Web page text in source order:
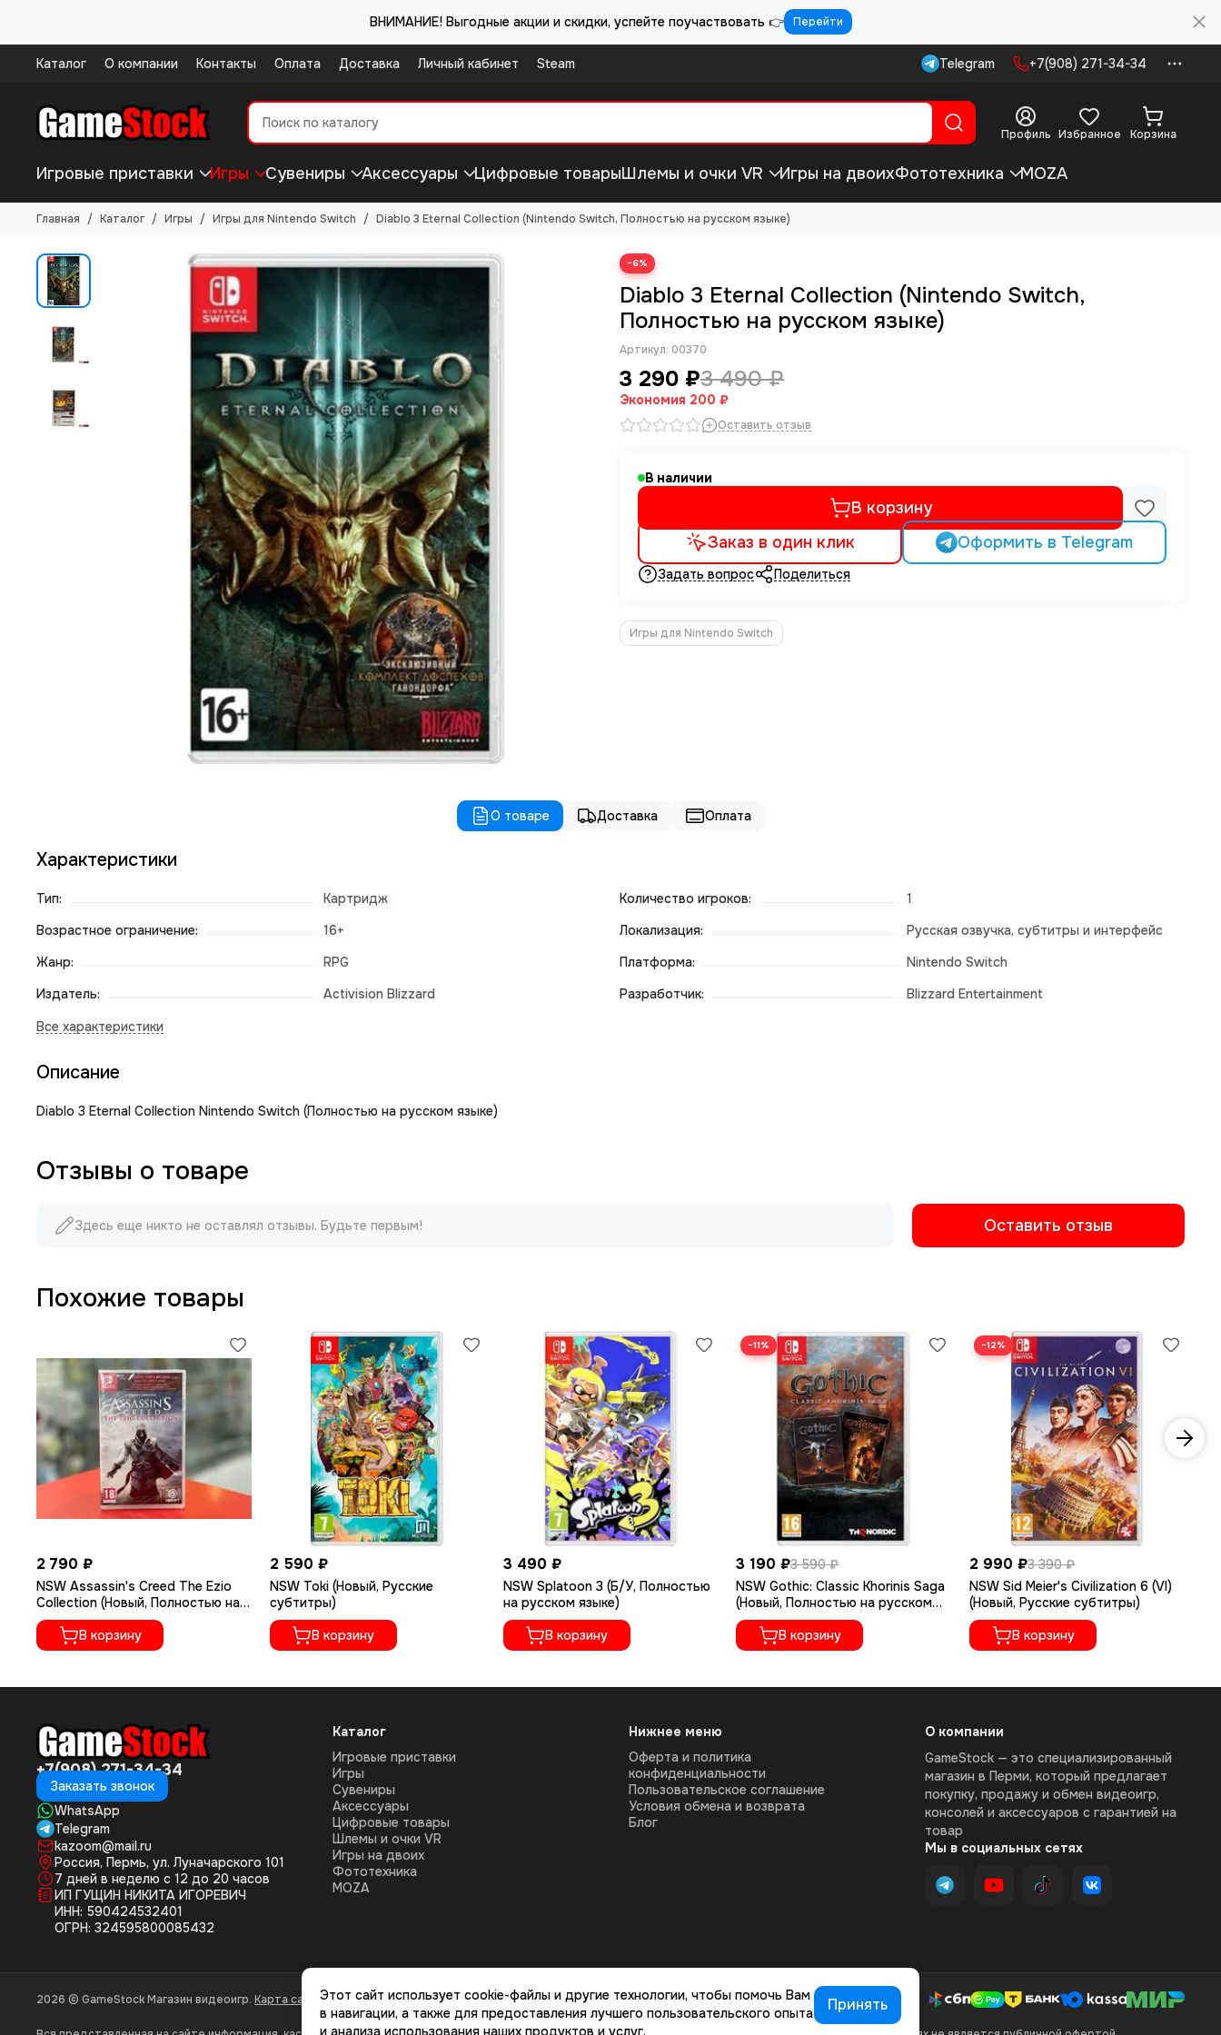
ВНИМАНИЕ! Выгодные акции и скидки, успейте поучаствовать 👉 Перейти
Каталог О компании Контакты Оплата Доставка Личный кабинет Steam Telegram +7(908) 271-34-34
Профиль Избранное Корзина
Игровые приставки Игры Сувениры Аксессуары Цифровые товарыШлемы и очки VR Игры на двоихФототехника MOZA
Главная Каталог Игры Игры для Nintendo Switch Diablo 3 Eternal Collection (Nintendo Switch, Полностью на русском языке)
−6%
Diablo 3 Eternal Collection (Nintendo Switch,
Полностью на русском языке)
Артикул: 00370
3 290 ₽3 490 ₽
Экономия 200 ₽
Оставить отзыв
В наличии
В корзину
Заказ в один клик
Оформить в Telegram
Задать вопрос Поделиться
Игры для Nintendo Switch
О товаре Доставка Оплата
Характеристики
Тип:
Картридж
Возрастное ограничение:
16+
Жанр:
RPG
Издатель:
Activision Blizzard
Количество игроков:
1
Локализация:
Русская озвучка, субтитры и интерфейс
Платформа:
Nintendo Switch
Разработчик:
Blizzard Entertainment
Описание
Diablo 3 Eternal Collection Nintendo Switch (Полностью на русском языке)
Отзывы о товаре
Здесь еще никто не оставлял отзывы. Будьте первым! Оставить отзыв
Похожие товары
2 790 ₽
NSW Assassin's Creed The Ezio
Collection (Новый, Полностью на
русском языке)
В корзину
2 590 ₽
NSW Toki (Новый, Русские
субтитры)
В корзину
3 490 ₽
NSW Splatoon 3 (Б/У, Полностью
на русском языке)
В корзину
−11%
3 190 ₽3 590 ₽
NSW Gothic: Classic Khorinis Saga
(Новый, Полностью на русском
языке)
В корзину
−12%
2 990 ₽3 390 ₽
NSW Sid Meier's Civilization 6 (VI)
(Новый, Русские субтитры)
В корзину
+7(908) 271-34-34
Заказать звонок
WhatsApp
Telegram
kazoom@mail.ru
Россия, Пермь, ул. Луначарского 101
7 дней в неделю с 12 до 20 часов
ИП ГУЩИН НИКИТА ИГОРЕВИЧ
ИНН: 590424532401
ОГРН: 324595800085432
Каталог
Игровые приставки
Игры
Сувениры
Аксессуары
Цифровые товары
Шлемы и очки VR
Игры на двоих
Фототехника
MOZA
Нижнее меню
Оферта и политика
конфиденциальности
Пользовательское соглашение
Условия обмена и возврата
Блог
О компании
GameStock — это специализированный
магазин в Перми, который предлагает
покупку, продажу и обмен видеоигр,
консолей и аксессуаров с гарантией на
товар
Мы в социальных сетях
2026 © GameStock Магазин видеоигр. Карта сайтаЭтот сайт использует cookie-файлы и другие технологии, чтобы помочь Вам
в навигации, а также для предоставления лучшего пользовательского опыта
и анализа использования наших продуктов и услуг.
Принять